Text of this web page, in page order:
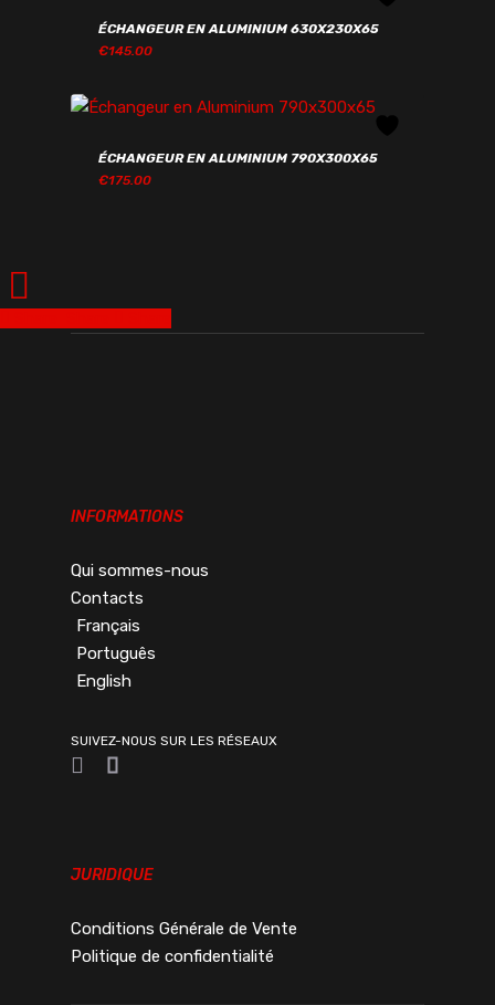
ÉCHANGEUR EN ALUMINIUM 630X230X65
€145.00
ÉCHANGEUR EN ALUMINIUM 790X300X65
€175.00
INFORMATIONS
Qui sommes-nous
Contacts
Français
Português
English
SUIVEZ-NOUS SUR LES RÉSEAUX
JURIDIQUE
Conditions Générale de Vente
Politique de confidentialité